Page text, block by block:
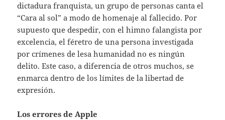
dictadura franquista, un grupo de personas canta el
“Cara al sol” a modo de homenaje al fallecido. Por
supuesto que despedir, con el himno falangista por
excelencia, el féretro de una persona investigada
por crímenes de lesa humanidad no es ningún
delito. Este caso, a diferencia de otros muchos, se
enmarca dentro de los límites de la libertad de
expresión.
Los errores de Apple